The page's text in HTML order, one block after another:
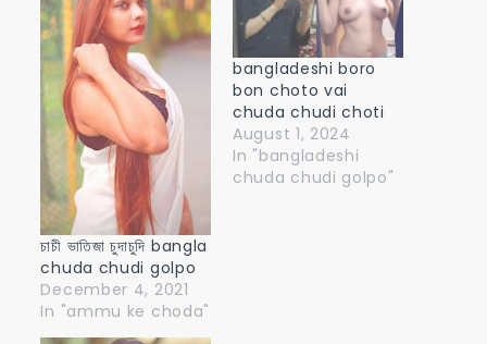
চাচী ভাতিজা চুদাচুদি bangla
chuda chudi golpo
December 4, 2021
In "ammu ke choda"
bangladeshi boro
bon choto vai
chuda chudi choti
August 1, 2024
In "bangladeshi
chuda chudi golpo"